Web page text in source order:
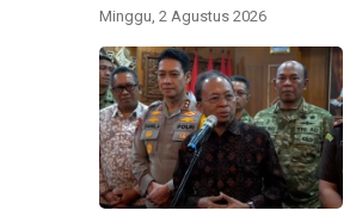
Minggu, 2 Agustus 2026